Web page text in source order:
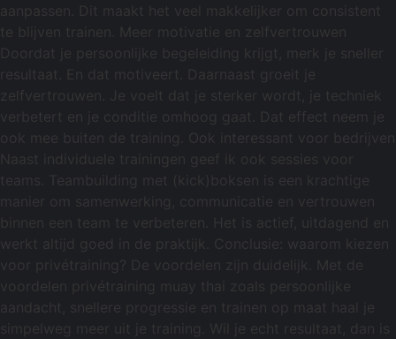
aanpassen. Dit maakt het veel makkelijker om consistent
te blijven trainen. Meer motivatie en zelfvertrouwen
Doordat je persoonlijke begeleiding krijgt, merk je sneller
resultaat. En dat motiveert. Daarnaast groeit je
zelfvertrouwen. Je voelt dat je sterker wordt, je techniek
verbetert en je conditie omhoog gaat. Dat effect neem je
ook mee buiten de training. Ook interessant voor bedrijven
Naast individuele trainingen geef ik ook sessies voor
teams. Teambuilding met (kick)boksen is een krachtige
manier om samenwerking, communicatie en vertrouwen
binnen een team te verbeteren. Het is actief, uitdagend en
werkt altijd goed in de praktijk. Conclusie: waarom kiezen
voor privétraining? De voordelen zijn duidelijk. Met de
voordelen privétraining muay thai zoals persoonlijke
aandacht, snellere progressie en trainen op maat haal je
simpelweg meer uit je training. Wil je echt resultaat, dan is